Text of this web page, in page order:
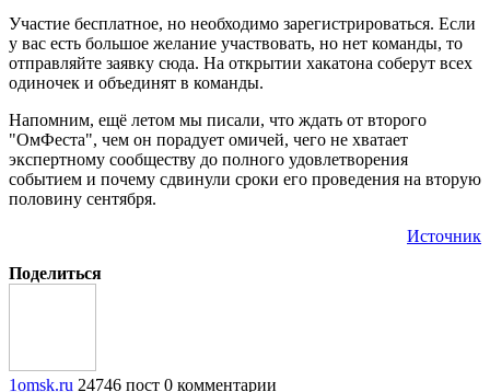
Участие бесплатное, но необходимо зарегистрироваться. Если
у вас есть большое желание участвовать, но нет команды, то
отправляйте заявку сюда. На открытии хакатона соберут всех
одиночек и объединят в команды.
Напомним, ещё летом мы писали, что ждать от второго
"ОмФеста", чем он порадует омичей, чего не хватает
экспертному сообществу до полного удовлетворения
событием и почему сдвинули сроки его проведения на вторую
половину сентября.
Источник
Поделиться
1omsk.ru 24746 пост 0 комментарии